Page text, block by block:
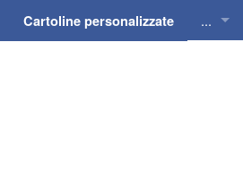
Cartoline personalizzate ...